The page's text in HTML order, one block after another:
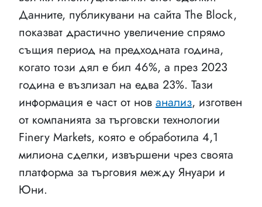
Данните, публикувани на сайта The Block,
показват драстично увеличение спрямо
същия период на предходната година,
когато този дял е бил 46%, а през 2023
година е възлизал на едва 23%. Тази
информация е част от нов анализ, изготвен
от компанията за търговски технологии
Finery Markets, която е обработила 4,1
милиона сделки, извършени чрез своята
платформа за търговия между Януари и
Юни.